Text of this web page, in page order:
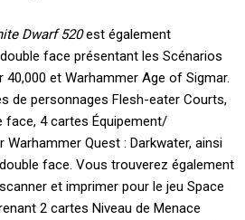
Dwarf 520est également
face présentant les Scénarios
et Warhammer Age of Sigmar.
de personnages Flesh-eater Courts,
face, 4 cartes Équipement/
Warhammer Quest : Darkwater, ainsi
face. Vous trouverez également
et imprimer pour le jeu Space
2 cartes Niveau de Menace